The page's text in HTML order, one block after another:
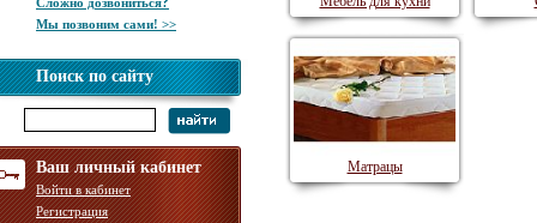
Мы позвоним сами! >>
Поиск по сайту
Ваш личный кабинет
Войти в кабинет
Регистрация
Матрацы